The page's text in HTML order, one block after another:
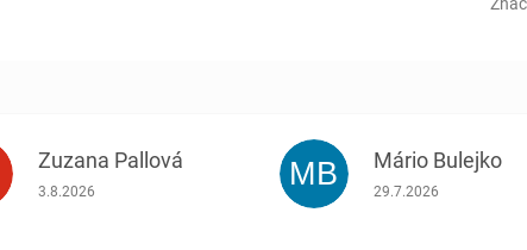
Zuzana Pallová
Hodnotenie obchodu je 5 z 5 hviezdičiek.
3.8.2026 MB Mário Bulejko
Hodnotenie
29.7.2026